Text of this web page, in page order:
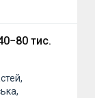
тис.